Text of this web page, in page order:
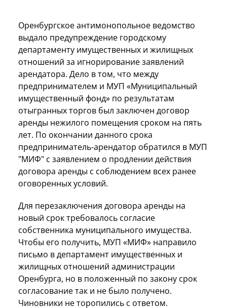
Оренбургское антимонопольное ведомство
выдало предупреждение городскому
департаменту имущественных и жилищных
отношений за игнорирование заявлений
арендатора. Дело в том, что между
предпринимателем и МУП «Муниципальный
имущественный фонд» по результатам
отыгранных торгов был заключен договор
аренды нежилого помещения сроком на пять
лет. По окончании данного срока
предприниматель-арендатор обратился в МУП
"МИФ" с заявлением о продлении действия
договора аренды с соблюдением всех ранее
оговоренных условий.
Для перезаключения договора аренды на
новый срок требовалось согласие
собственника муниципального имущества.
Чтобы его получить, МУП «МИФ» направило
письмо в департамент имущественных и
жилищных отношений администрации
Оренбурга, но в положенный по закону срок
согласование так и не было получено.
Чиновники не торопились с ответом.